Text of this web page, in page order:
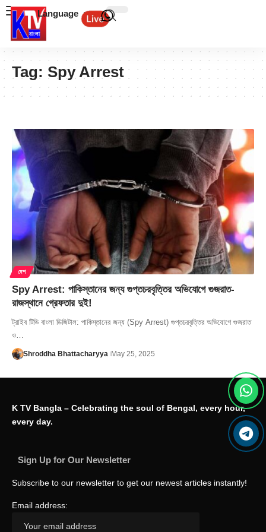
Language
Tag: Spy Arrest
দেশ
Spy Arrest: পাকিস্তানের জন্য গুপ্তচরবৃত্তির অভিযোগে গুজরাত-
রাজস্থানে গ্রেফতার দুই!
ট্রাইব টিভি বাংলা ডিজিটাল: পাকিস্তানের জন্য (Spy Arrest) গুপ্তচরবৃত্তির অভিযোগে গুজরাত
ও…
Shroddha Bhattacharyya May 25, 2025
K TV Bangla – Celebrating the soul of Bengal, every hour,
every day.
Sign Up for Our Newsletter
Subscribe to our newsletter to get our newest articles instantly!
Email address: